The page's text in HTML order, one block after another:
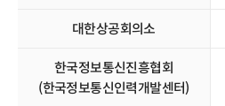
대한상공회의소
한국정보통신진흥협회
(한국정보통신인력개발센터)